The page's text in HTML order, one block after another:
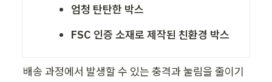
엄청 탄탄한 박스
FSC 인증 소재로 제작된 친환경 박스
배송 과정에서 발생할 수 있는 충격과 눌림을 줄이기